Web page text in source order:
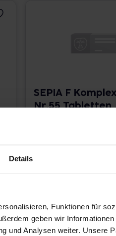
Details
Funktionen für
geben wir
und Analysen weiter. Unsere
SEPIA F Komplex
Nr.55 Tabletten